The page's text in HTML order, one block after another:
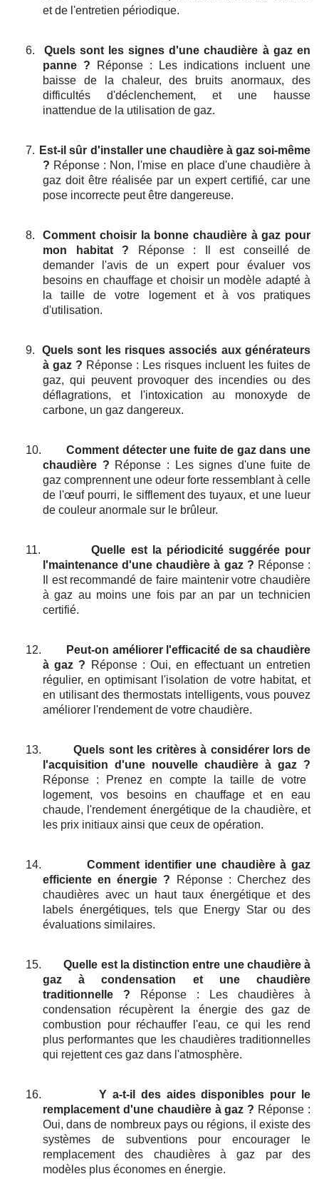
et de l'entretien périodique.
6.
Quels sont les signes d'une chaudière à gaz en
panne ? Réponse : Les indications incluent une
baisse de la chaleur, des bruits anormaux, des
difficultés d'déclenchement, et une hausse
inattendue de la utilisation de gaz.
7. Est-il sûr d'installer une chaudière à gaz soi-même
? Réponse : Non, l'mise en place d'une chaudière à
gaz doit être réalisée par un expert certifié, car une
pose incorrecte peut être dangereuse.
8.
Comment choisir la bonne chaudière à gaz pour
mon habitat ? Réponse : Il est conseillé de
demander l'avis de un expert pour évaluer vos
besoins en chauffage et choisir un modèle adapté à
la taille de votre logement et à vos pratiques
d'utilisation.
9.
Quels sont les risques associés aux générateurs
à gaz ? Réponse : Les risques incluent les fuites de
gaz, qui peuvent provoquer des incendies ou des
déflagrations, et l'intoxication au monoxyde de
carbone, un gaz dangereux.
10.
Comment détecter une fuite de gaz dans une
chaudière ? Réponse : Les signes d'une fuite de
gaz comprennent une odeur forte ressemblant à celle
de l'œuf pourri, le sifflement des tuyaux, et une lueur
de couleur anormale sur le brûleur.
11.
Quelle est la périodicité suggérée pour
l'maintenance d'une chaudière à gaz ? Réponse :
Il est recommandé de faire maintenir votre chaudière
à gaz au moins une fois par an par un technicien
certifié.
12.
Peut-on améliorer l'efficacité de sa chaudière
à gaz ? Réponse : Oui, en effectuant un entretien
régulier, en optimisant l'isolation de votre habitat, et
en utilisant des thermostats intelligents, vous pouvez
améliorer l'rendement de votre chaudière.
13.
Quels sont les critères à considérer lors de
l'acquisition d'une nouvelle chaudière à gaz ?
Réponse : Prenez en compte la taille de votre
logement, vos besoins en chauffage et en eau
chaude, l'rendement énergétique de la chaudière, et
les prix initiaux ainsi que ceux de opération.
14.
Comment identifier une chaudière à gaz
efficiente en énergie ? Réponse : Cherchez des
chaudières avec un haut taux énergétique et des
labels énergétiques, tels que Energy Star ou des
évaluations similaires.
15.
Quelle est la distinction entre une chaudière à
gaz à condensation et une chaudière
traditionnelle ? Réponse : Les chaudières à
condensation récupèrent la énergie des gaz de
combustion pour réchauffer l'eau, ce qui les rend
plus performantes que les chaudières traditionnelles
qui rejettent ces gaz dans l'atmosphère.
16.
Y a-t-il des aides disponibles pour le
remplacement d'une chaudière à gaz ? Réponse :
Oui, dans de nombreux pays ou régions, il existe des
systèmes de subventions pour encourager le
remplacement des chaudières à gaz par des
modèles plus économes en énergie.